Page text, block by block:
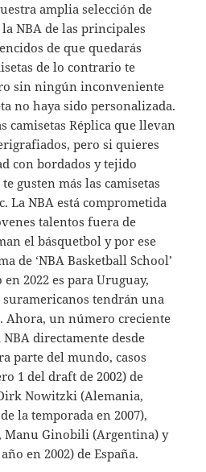
amplia selección de
NBA de las principales
de que quedarás
de lo contrario te
sin ningún inconveniente
no haya sido personalizada.
camisetas Réplica que llevan
pero si quieres
con bordados y tejido
gusten más las camisetas
La NBA está comprometida
talentos fuera de
el básquetbol y por ese
de ‘NBA Basketball School’
2022 es para Uruguay,
tendrán una
un número creciente
directamente desde
parte del mundo, casos
1 del draft de 2002) de
Nowitzki (Alemania,
la temporada en 2007),
Manu Ginobili (Argentina) y
en 2002) de España.